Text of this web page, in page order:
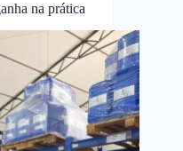
na prática